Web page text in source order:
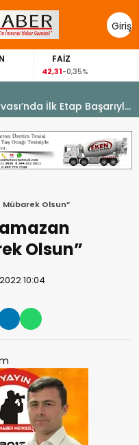
Giriş
Yap
FAİZ
42,31-0,35%
İlk Etap Başarıyla
Mübarek Olsun”
Olsun”
10:04